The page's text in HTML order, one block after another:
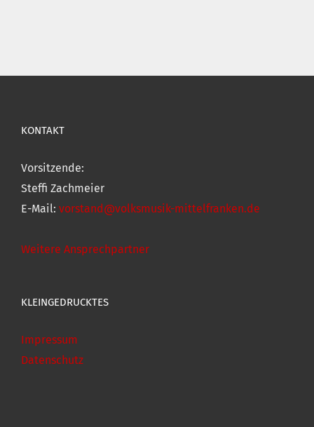
KONTAKT
Vorsitzende:
Steffi Zachmeier
E-Mail: vorstand@volksmusik-mittelfranken.de
Weitere Ansprechpartner
KLEINGEDRUCKTES
Impressum
Datenschutz